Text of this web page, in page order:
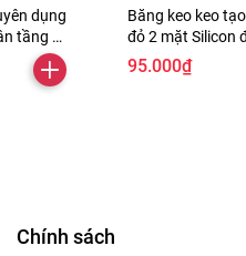
dụng
tầng mi
Băng keo keo
đỏ 2 mặt Silicon
95.000₫
Chính sách